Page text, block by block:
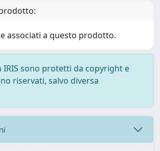
associati a questo prodotto.
IRIS sono protetti da copyright e
riservati, salvo diversa